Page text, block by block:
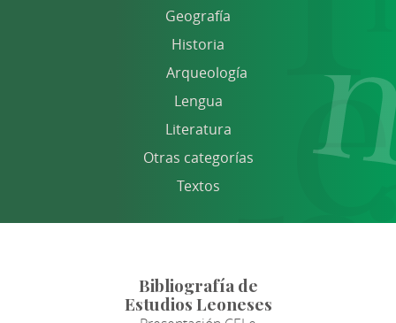
Geografía
Historia
Arqueología
Lengua
Literatura
Otras categorías
Textos
Bibliografía de
Estudios Leoneses